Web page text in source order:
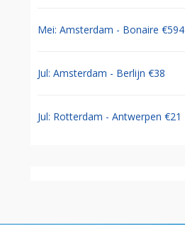
Mei: Amsterdam - Bonaire €594
Jul: Amsterdam - Berlijn €38
Jul: Rotterdam - Antwerpen €21